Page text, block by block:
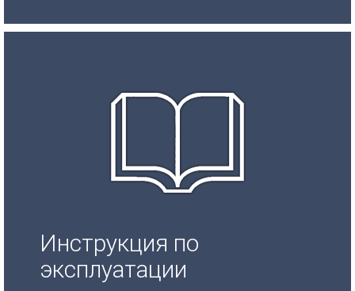
Инструкция по
эксплуатации